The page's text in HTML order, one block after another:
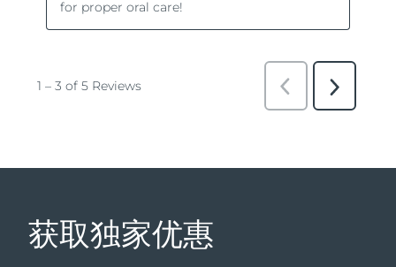
获取独家优惠